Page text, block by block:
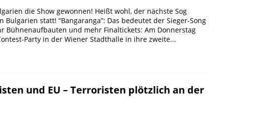
die Show gewonnen! Heißt wohl, der nächste Sog
Bulgarien statt! “Bangaranga”: Das bedeutet der Sieger-Song
Bühnenaufbauten und mehr Finaltickets: Am Donnerstag
Party in der Wiener Stadthalle in ihre zweite...
und EU – Terroristen plötzlich an der